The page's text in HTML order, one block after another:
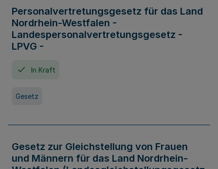
Personalvertretungsgesetz für das Land
Nordrhein-Westfalen -
Landespersonalvertretungsgesetz -
LPVG -
In Kraft
Gesetz
Gesetz zur Gleichstellung von Frauen
und Männern für das Land Nordrhein-